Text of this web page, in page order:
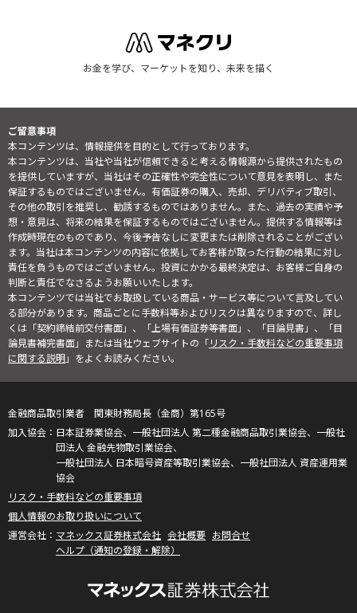
お金を学び、マーケットを知り、未来を描く
ご留意事項
本コンテンツは、情報提供を目的として行っております。
本コンテンツは、当社や当社が信頼できると考える情報源から提供されたもの
を提供していますが、当社はその正確性や完全性について意見を表明し、また
保証するものではございません。有価証券の購入、売却、デリバティブ取引、
その他の取引を推奨し、勧誘するものではありません。また、過去の実績や予
想・意見は、将来の結果を保証するものではございません。提供する情報等は
作成時現在のものであり、今後予告なしに変更または削除されることがござい
ます。当社は本コンテンツの内容に依拠してお客様が取った行動の結果に対し
責任を負うものではございません。投資にかかる最終決定は、お客様ご自身の
判断と責任でなさるようお願いいたします。
本コンテンツでは当社でお取扱している商品・サービス等について言及してい
る部分があります。商品ごとに手数料等およびリスクは異なりますので、詳し
くは「契約締結前交付書面」、「上場有価証券等書面」、「目論見書」、「目
論見書補完書面」または当社ウェブサイトの「リスク・手数料などの重要事項
に関する説明」をよくお読みください。
金融商品取引業者 関東財務局長（金商）第165号
日本証券業協会、一般社団法人 第二種金融商品取引業協会、一般社
団法人 金融先物取引業協会、
一般社団法人 日本暗号資産等取引業協会、一般社団法人 資産運用業
協会
リスク・手数料などの重要事項
個人情報のお取り扱いについて
マネックス証券株式会社 会社概要 お問合せ
ヘルプ（通知の登録・解除）